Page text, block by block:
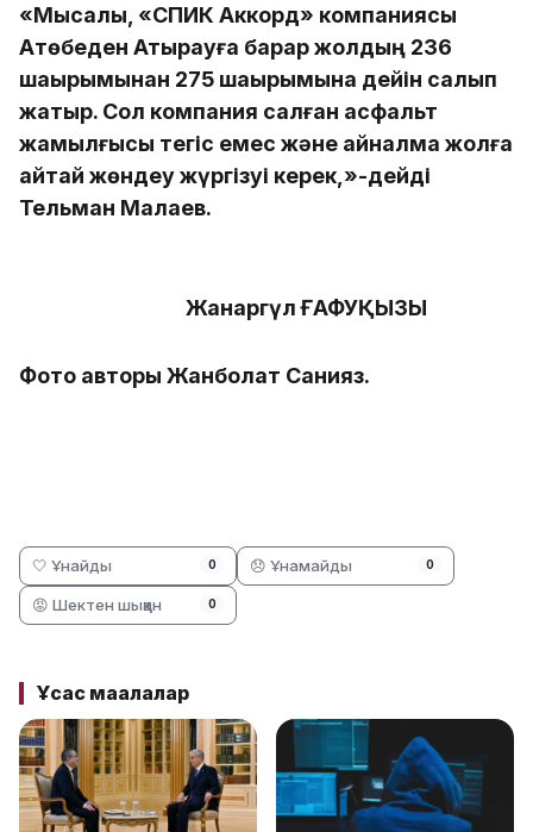
«Мысалы, «СПИК Аккорд» компаниясы
Ақтөбеден Атырауға барар жолдың 236
шақырымынан 275 шақырымына дейін салып
жатыр. Сол компания салған асфальт
жамылғысы тегіс емес және айналма жолға
қайтай жөндеу жүргізуі керек,»-дейді
Тельман Малаев.
Жанаргүл ҒАФУҚЫЗЫ
Фото авторы Жанболат Санияз.
🤍 Ұнайды 0 😞 Ұнамайды 0
😡 Шектен шыққан 0
Ұқсас мақалалар